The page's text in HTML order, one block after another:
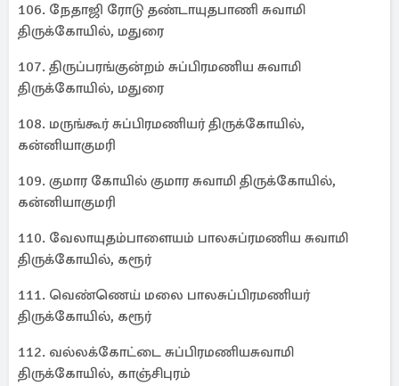
106. நேதாஜி ரோடு தண்டாயுதபாணி சுவாமி
திருக்கோயில், மதுரை
107. திருப்பரங்குன்றம் சுப்பிரமணிய சுவாமி
திருக்கோயில், மதுரை
108. மருங்கூர் சுப்பிரமணியர் திருக்கோயில்,
கன்னியாகுமரி
109. குமார கோயில் குமார சுவாமி திருக்கோயில்,
கன்னியாகுமரி
110. வேலாயுதம்பாளையம் பாலசுப்ரமணிய சுவாமி
திருக்கோயில், கரூர்
111. வெண்ணெய் மலை பாலசுப்பிரமணியர்
திருக்கோயில், கரூர்
112. வல்லக்கோட்டை சுப்பிரமணியசுவாமி
திருக்கோயில், காஞ்சிபுரம்